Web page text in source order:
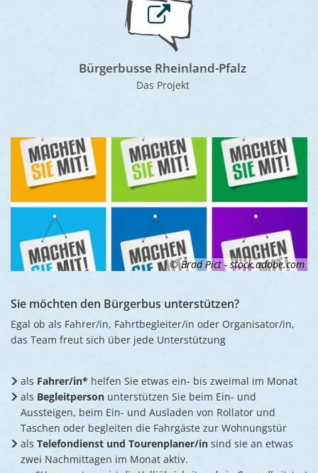
Bürgerbusse Rheinland-Pfalz
Das Projekt
© Brad Pict - stock.adobe.com
Sie möchten den Bürgerbus unterstützen?
Egal ob als Fahrer/in, Fahrtbegleiter/in oder Organisator/in,
das Team freut sich über jede Unterstützung
als Fahrer/in* helfen Sie etwas ein- bis zweimal im Monat
als Begleitperson unterstützen Sie beim Ein- und
Aussteigen, beim Ein- und Ausladen von Rollator und
Taschen oder begleiten die Fahrgäste zur Wohnungstür
als Telefondienst und Tourenplaner/insind sie an etwas
zwei Nachmittagen im Monat aktiv.